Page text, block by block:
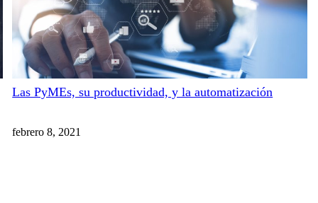
Las PyMEs, su productividad, y la automatización
febrero 8, 2021